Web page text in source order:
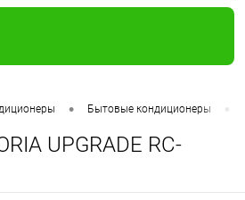
• Бытовые кондиционеры •
UPGRADE RC-